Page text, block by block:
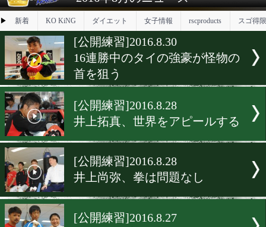
試合日程 試合結果 練習動画 ランキング
2016年8月のニュース
▶ 新着 KO KiNG ダイエット
[公開練習]2016.8.30
16連勝中のタイの強豪が怪
[公開練習]2016.8.28